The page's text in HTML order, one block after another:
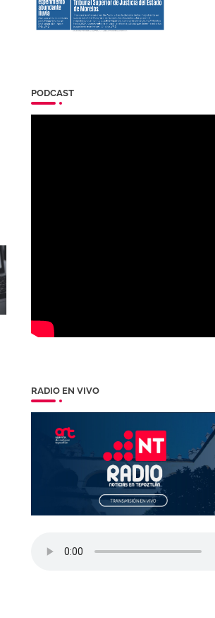
PODCAST
RADIO EN VIVO